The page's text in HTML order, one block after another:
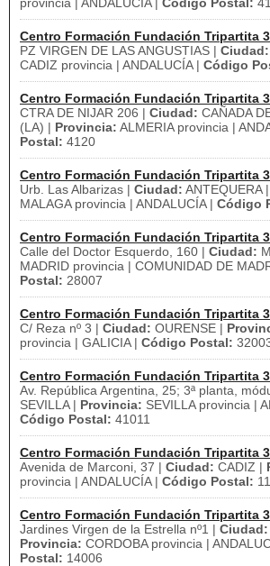
Centro Formación Fundación Tripartita
PZ VIRGEN DE LAS ANGUSTIAS | Ciudad:
CADIZ provincia | ANDALUCÍA | Código
Centro Formación Fundación Tripartita
CTRA DE NIJAR 206 | Ciudad: CAÑADA
(LA) | Provincia: ALMERIA provincia |
Postal: 4120
Centro Formación Fundación Tripartita
Urb. Las Albarizas | Ciudad: ANTEQUERA |
MALAGA provincia | ANDALUCÍA | Código
Centro Formación Fundación Tripartita
Calle del Doctor Esquerdo, 160 | Ciudad:
MADRID provincia | COMUNIDAD DE
Postal: 28007
Centro Formación Fundación Tripartita
C/ Reza nº 3 | Ciudad: OURENSE |
provincia | GALICIA | Código Postal:
Centro Formación Fundación Tripartita
Av. República Argentina, 25; 3ª planta,
SEVILLA | Provincia: SEVILLA provincia |
Código Postal: 41011
Centro Formación Fundación Tripartita
Avenida de Marconi, 37 | Ciudad: CADIZ |
provincia | ANDALUCÍA | Código Postal:
Centro Formación Fundación Tripartita
Jardines Virgen de la Estrella nº1 | Ciudad:
Provincia: CORDOBA provincia |
Postal: 14006